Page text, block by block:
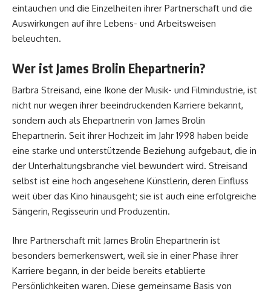
eintauchen und die Einzelheiten ihrer Partnerschaft und die
Auswirkungen auf ihre Lebens- und Arbeitsweisen
beleuchten.
Wer ist James Brolin Ehepartnerin?
Barbra Streisand, eine Ikone der Musik- und Filmindustrie, ist
nicht nur wegen ihrer beeindruckenden Karriere bekannt,
sondern auch als Ehepartnerin von James Brolin
Ehepartnerin. Seit ihrer Hochzeit im Jahr 1998 haben beide
eine starke und unterstützende Beziehung aufgebaut, die in
der Unterhaltungsbranche viel bewundert wird. Streisand
selbst ist eine hoch angesehene Künstlerin, deren Einfluss
weit über das Kino hinausgeht; sie ist auch eine erfolgreiche
Sängerin, Regisseurin und Produzentin.
Ihre Partnerschaft mit James Brolin Ehepartnerin ist
besonders bemerkenswert, weil sie in einer Phase ihrer
Karriere begann, in der beide bereits etablierte
Persönlichkeiten waren. Diese gemeinsame Basis von